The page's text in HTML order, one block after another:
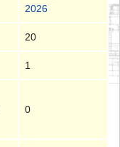
2026
20
1
0